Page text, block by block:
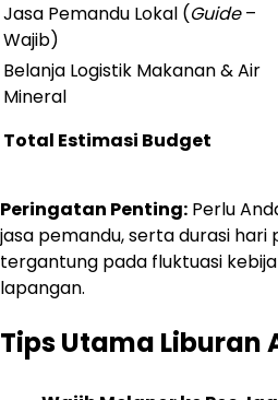
Jasa Pemandu Lokal (Guide–
Wajib)
Belanja Logistik Makanan & Air
Mineral
Total Estimasi Budget
Peringatan Penting: Perlu
jasa pemandu, serta durasi
tergantung pada fluktuasi
lapangan.
Tips Utama Liburan